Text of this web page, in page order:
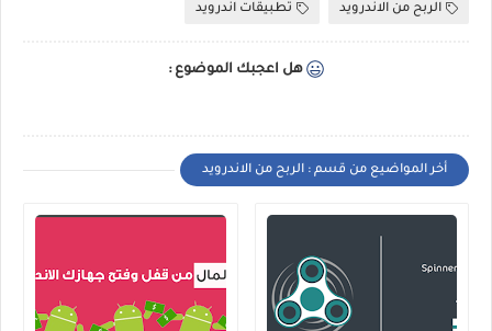
الربح من الاندرويد تطبيقات اندرويد
هل اعجبك الموضوع :
أخر المواضيع من قسم : الربح من الاندرويد